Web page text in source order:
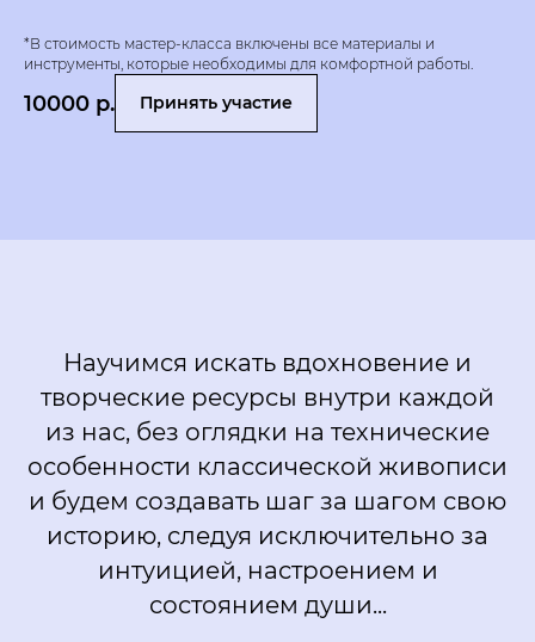
*В стоимость мастер-класса включены все материалы и
инструменты, которые необходимы для комфортной работы.
10000 р. Принять участие
Научимся искать вдохновение и
творческие ресурсы внутри каждой
из нас, без оглядки на технические
особенности классической живописи
и будем создавать шаг за шагом свою
историю, следуя исключительно за
интуицией, настроением и
состоянием души...